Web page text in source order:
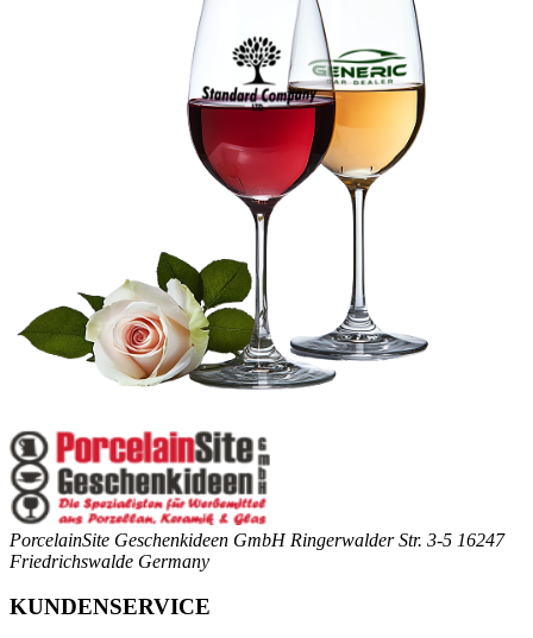
PorcelainSite Geschenkideen GmbH Ringerwalder Str. 3-5 16247
Friedrichswalde Germany
KUNDENSERVICE